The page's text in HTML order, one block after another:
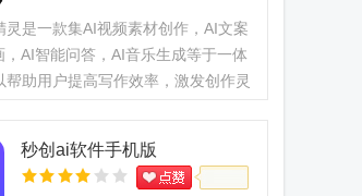
灵是一款集AI视频素材创作，AI文案
AI智能问答，AI音乐生成等于一体
帮助用户提高写作效率，激发创作灵
秒创ai软件手机版